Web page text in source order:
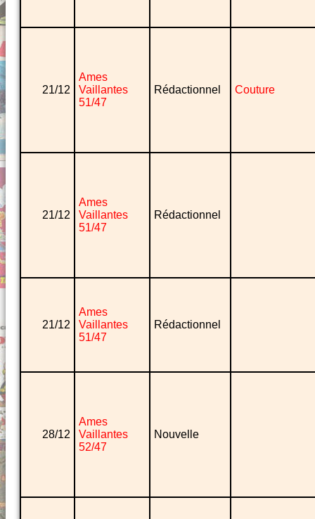
21/12
Ames
Vaillantes
51/47
Rédactionnel Couture
21/12
Ames
Vaillantes
51/47
Rédactionnel
21/12
Ames
Vaillantes
51/47
Rédactionnel
28/12
Ames
Vaillantes
52/47
Nouvelle